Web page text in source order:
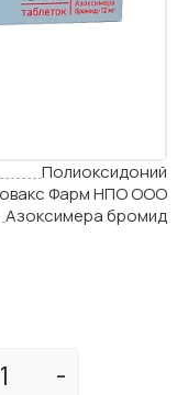
Полиоксидоний
Фарм НПО ООО
Азоксимера бромид